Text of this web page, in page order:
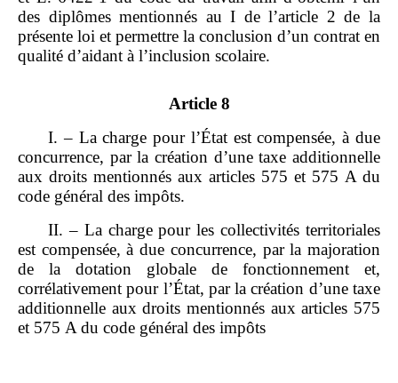
des diplômes mentionnés au I de l’article 2 de la
présente loi et permettre la conclusion d’un contrat en
qualité d’aidant à l’inclusion scolaire.
Article 8
I. – La charge pour l’État est compensée, à due
concurrence, par la création d’une taxe additionnelle
aux droits mentionnés aux articles 575 et 575 A du
code général des impôts.
II. – La charge pour les collectivités territoriales
est compensée, à due concurrence, par la majoration
de la dotation globale de fonctionnement et,
corrélativement pour l’État, par la création d’une taxe
additionnelle aux droits mentionnés aux articles 575
et 575 A du code général des impôts